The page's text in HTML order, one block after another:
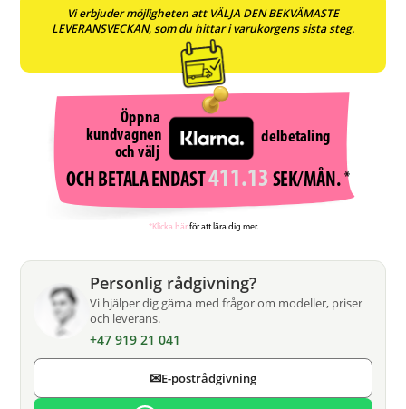
Vi erbjuder möjligheten att VÄLJA DEN BEKVÄMASTE
LEVERANSVECKAN, som du hittar i varukorgens sista steg.
Öppna
kundvagnen
och välj
delbetaling
OCH BETALA ENDAST411.13 SEK/MÅN. *
*Klicka härför att lära dig mer.
Personlig rådgivning?
Vi hjälper dig gärna med frågor om modeller, priser
och leverans.
+47 919 21 041
✉E-postrådgivning